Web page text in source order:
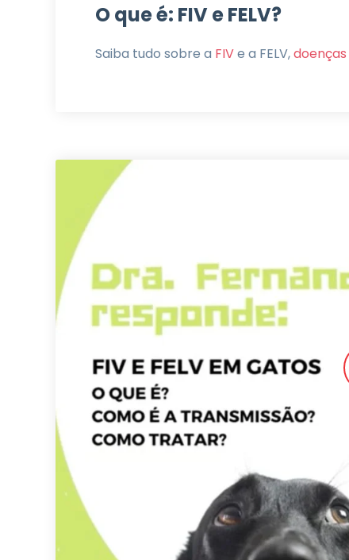
O que é: FIV e FELV?
Saiba tudo sobre a FIVe a FELV,doenças